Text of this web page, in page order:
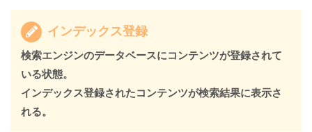
インデックス登録
検索エンジンのデータベースにコンテンツが登録されて
いる状態。
インデックス登録されたコンテンツが検索結果に表示さ
れる。